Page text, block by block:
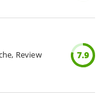
Review 7.9